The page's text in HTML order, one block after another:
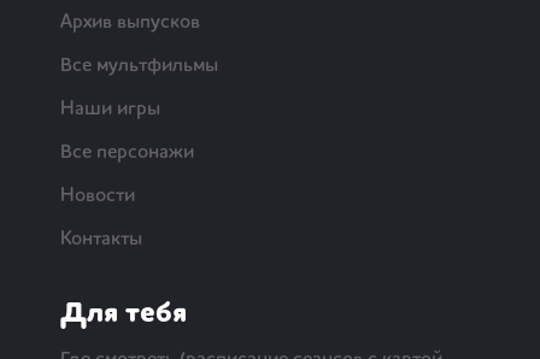
Архив выпусков
Все мультфильмы
Наши игры
Все персонажи
Новости
Контакты
Для тебя